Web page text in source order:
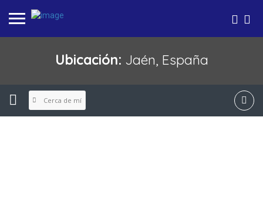
Ubicación: Jaén, España
Cerca de mí